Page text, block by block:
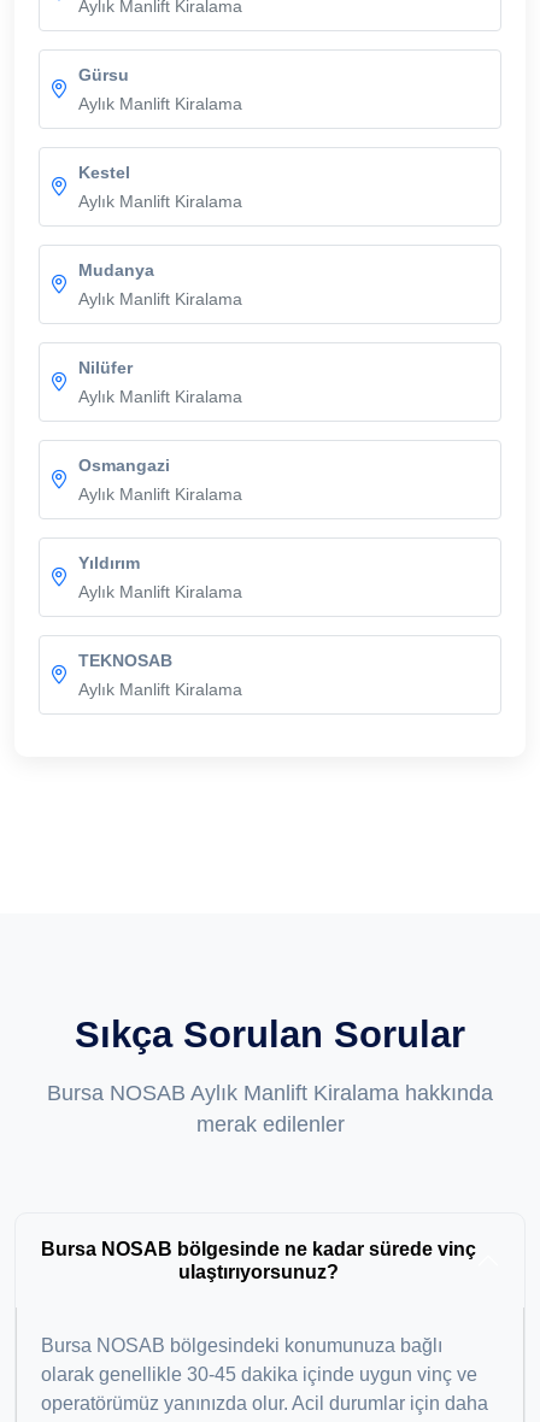
Aylık Manlift Kiralama
Gürsu
Aylık Manlift Kiralama
Kestel
Aylık Manlift Kiralama
Mudanya
Aylık Manlift Kiralama
Nilüfer
Aylık Manlift Kiralama
Osmangazi
Aylık Manlift Kiralama
Yıldırım
Aylık Manlift Kiralama
TEKNOSAB
Aylık Manlift Kiralama
Sıkça Sorulan Sorular
Bursa NOSAB Aylık Manlift Kiralama hakkında
merak edilenler
Bursa NOSAB bölgesinde ne kadar sürede vinç
ulaştırıyorsunuz?
Bursa NOSAB bölgesindeki konumunuza bağlı
olarak genellikle 30-45 dakika içinde uygun vinç ve
operatörümüz yanınızda olur. Acil durumlar için daha